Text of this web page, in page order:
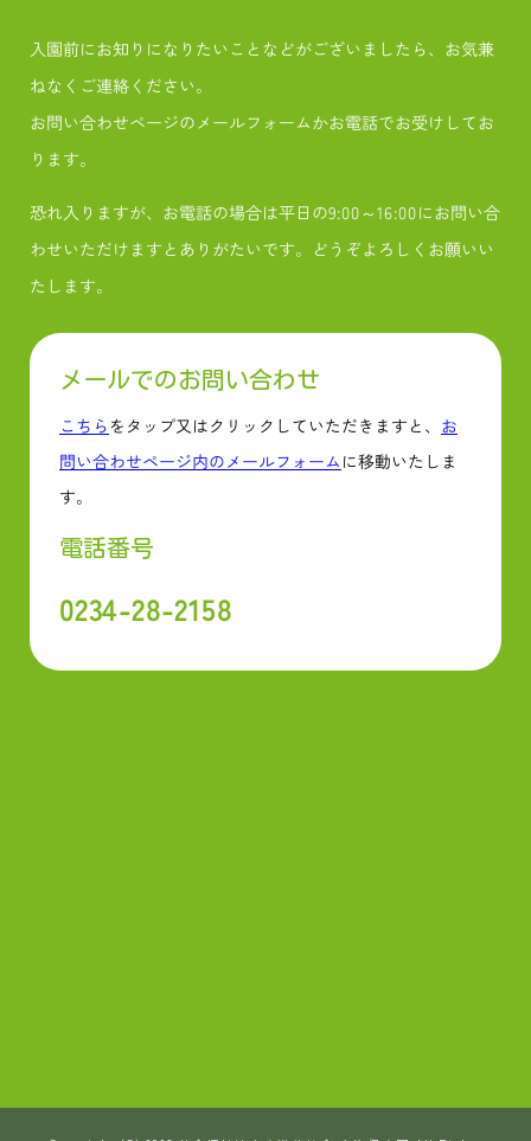
入園前にお知りになりたいことなどがございましたら、お気兼
ねなくご連絡ください。
お問い合わせページのメールフォームかお電話でお受けしてお
ります。
恐れ入りますが、お電話の場合は平日の9:00～16:00にお問い合
わせいただけますとありがたいです。どうぞよろしくお願いい
たします。
メールでのお問い合わせ
こちらをタップ又はクリックしていただきますと、 お
問い合わせページ内のメールフォームに移動いたしま
す。
電話番号
0234-28-2158